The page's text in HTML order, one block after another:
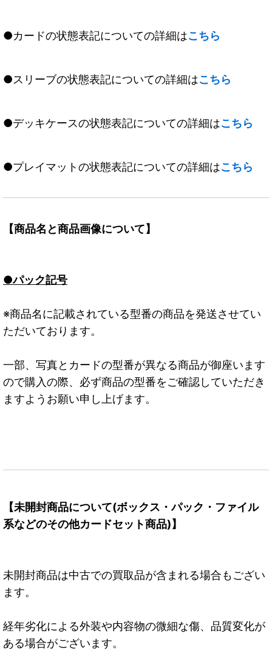
●カードの状態表記についての詳細はこちら
●スリーブの状態表記についての詳細はこちら
●デッキケースの状態表記についての詳細はこちら
●プレイマットの状態表記についての詳細はこちら
【商品名と商品画像について】
●パック記号
※商品名に記載されている型番の商品を発送させてい
ただいております。
一部、写真とカードの型番が異なる商品が御座います
ので購入の際、必ず商品の型番をご確認していただき
ますようお願い申し上げます。
【未開封商品について(ボックス・パック・ファイル
系などのその他カードセット商品)】
未開封商品は中古での買取品が含まれる場合もござい
ます。
経年劣化による外装や内容物の微細な傷、品質変化が
ある場合がございます。